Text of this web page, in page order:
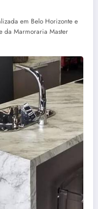
em Belo Horizonte e
da Marmoraria Master